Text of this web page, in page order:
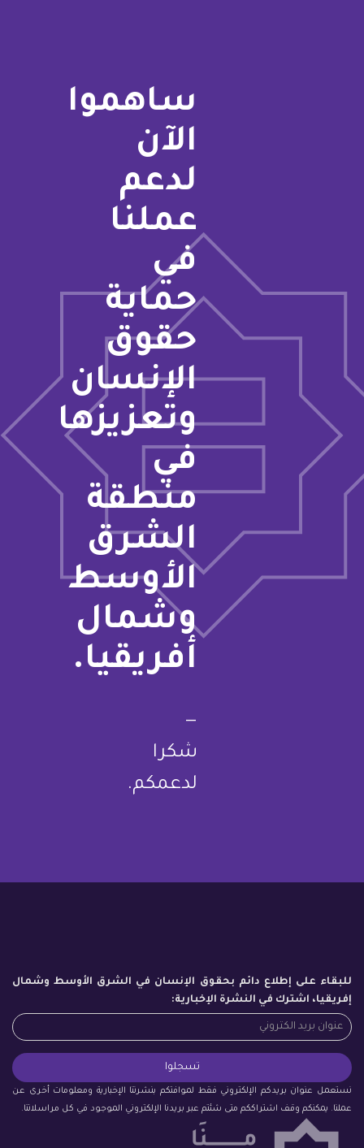
ساهموا
الآن
لدعم
عملنا
في
حماية
حقوق
الإنسان
وتعزيزها
في
منطقة
الشرق
الأوسط
وشمال
أفريقيا.
—
شكرا
لدعمكم.
للبقاء على إطلاع دائم بحقوق الإنسان في الشرق الأوسط وشمال
إفريقيا، اشترك في النشرة الإخبارية:
نستعمل عنوان بريدكم الإلكتروني فقط لموافتكم بنشرتنا الإخبارية ومعلومات أخرى عن
عملنا. يمكنكم وقف اشتراككم متى شئتم عبر بريدنا الإلكتروني الموجود في كل مراسلاتنا.